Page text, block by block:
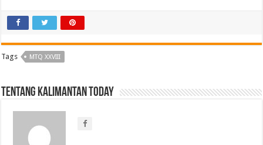
Tags MTQ XXVIII
Tentang Kalimantan Today